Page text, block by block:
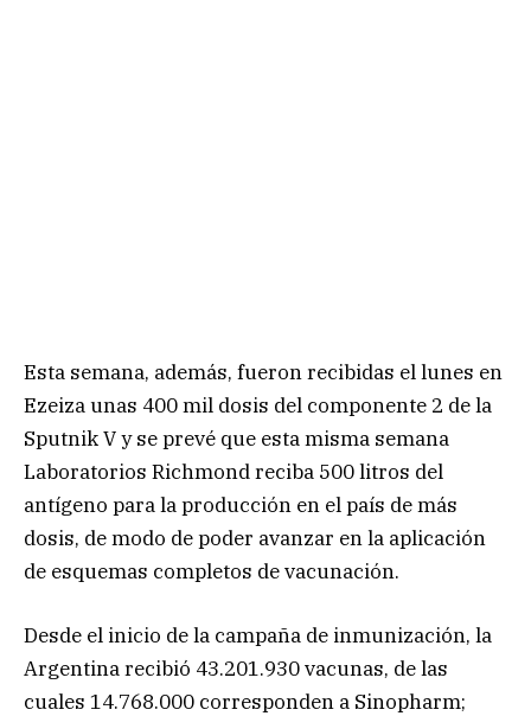
Esta semana, además, fueron recibidas el lunes en
Ezeiza unas 400 mil dosis del componente 2 de la
Sputnik V y se prevé que esta misma semana
Laboratorios Richmond reciba 500 litros del
antígeno para la producción en el país de más
dosis, de modo de poder avanzar en la aplicación
de esquemas completos de vacunación.
Desde el inicio de la campaña de inmunización, la
Argentina recibió 43.201.930 vacunas, de las
cuales 14.768.000 corresponden a Sinopharm;